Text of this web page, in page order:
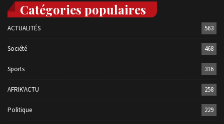
Catégories populaires
ACTUALITÉS 563
Société 468
Sports 316
AFRIK'ACTU 258
Politique 229